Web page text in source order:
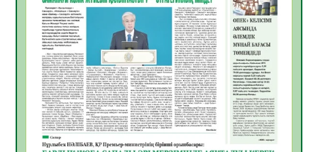
Көкжөтел ауруы туралы
06.08.2026
25
АПВ вакцинасы туралы мәлімет
06.08.2026
26
Open Air: Қызылорда облысы полиция
департаменті 20 мыңнан астам
көрерменнің қауіпсіздігін қамтамасыз етті